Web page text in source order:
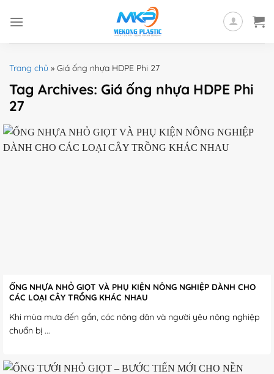
Trang chủ » Giá ống nhựa HDPE Phi 27
Tag Archives: Giá ống nhựa HDPE Phi
27
ỐNG NHỰA NHỎ GIỌT VÀ PHỤ KIỆN NÔNG NGHIỆP DÀNH CHO
CÁC LOẠI CÂY TRỒNG KHÁC NHAU
Khi mùa mưa đến gần, các nông dân và người yêu nông nghiệp
chuẩn bị ...